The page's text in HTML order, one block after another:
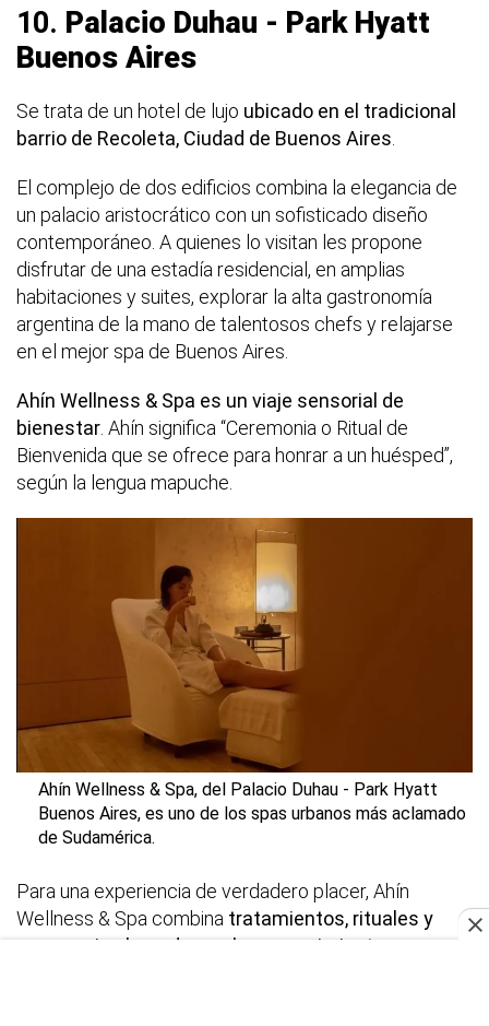
10. Palacio Duhau - Park Hyatt
Buenos Aires
Se trata de un hotel de lujo ubicado en el tradicional
barrio de Recoleta, Ciudad de Buenos Aires.
El complejo de dos edificios combina la elegancia de
un palacio aristocrático con un sofisticado diseño
contemporáneo. A quienes lo visitan les propone
disfrutar de una estadía residencial, en amplias
habitaciones y suites, explorar la alta gastronomía
argentina de la mano de talentosos chefs y relajarse
en el mejor spa de Buenos Aires.
Ahín Wellness & Spa es un viaje sensorial de
bienestar. Ahín significa “Ceremonia o Ritual de
Bienvenida que se ofrece para honrar a un huésped”,
según la lengua mapuche.
Ahín Wellness & Spa, del Palacio Duhau - Park Hyatt
Buenos Aires, es uno de los spas urbanos más aclamado
de Sudamérica.
Para una experiencia de verdadero placer, Ahín
Wellness & Spa combina tratamientos, rituales y
ceremonias basados en los conocimientos